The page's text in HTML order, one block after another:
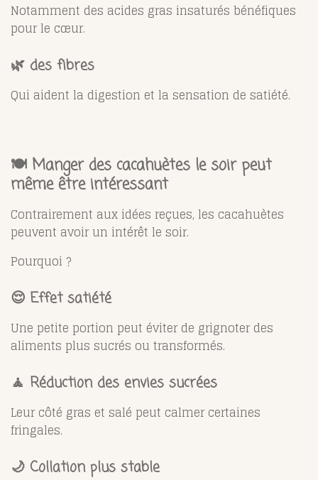
Notamment des acides gras insaturés bénéfiques
pour le cœur.
🌿 des fibres
Qui aident la digestion et la sensation de satiété.
🍽️ Manger des cacahuètes le soir peut
même être intéressant
Contrairement aux idées reçues, les cacahuètes
peuvent avoir un intérêt le soir.
Pourquoi ?
😌 Effet satiété
Une petite portion peut éviter de grignoter des
aliments plus sucrés ou transformés.
🧘 Réduction des envies sucrées
Leur côté gras et salé peut calmer certaines
fringales.
🌙 Collation plus stable